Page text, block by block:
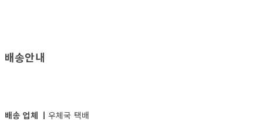
배송안내
배송 업체 ㅣ 우체국 택배